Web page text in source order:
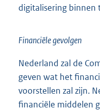
digitalisering binnen
Financiële gevolgen
Nederland zal de
geven wat het
voorstellen zal zijn.
financiële middelen